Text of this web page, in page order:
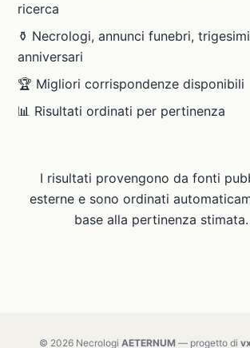
ricerca
⚱️ Necrologi, annunci funebri,
anniversari
🏆 Migliori corrispondenze disponibili
📊 Risultati ordinati per pertinenza
I risultati provengono da fonti
esterne e sono ordinati
base alla pertinenza stimata.
© 2026 Necrologi AETERNUM— progetto di